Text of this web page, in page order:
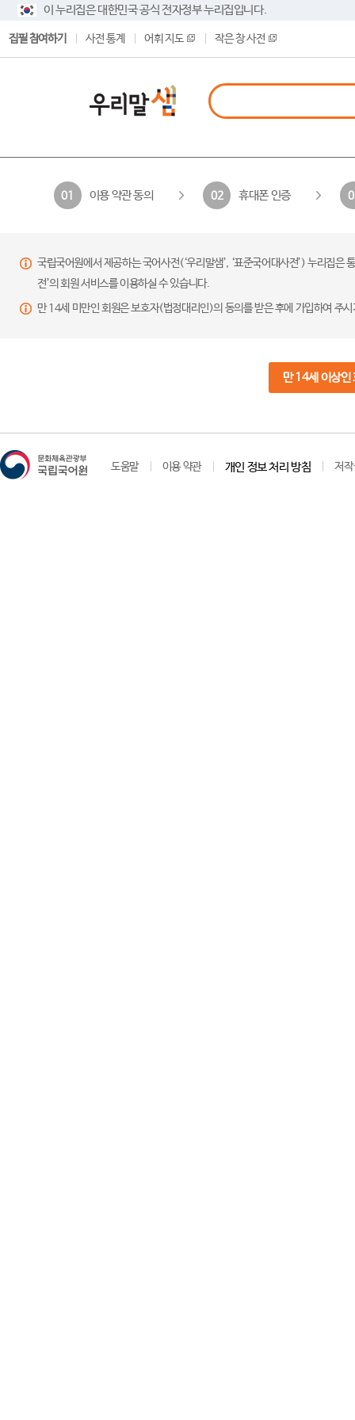
이 누리집은 대한민국 공식 전자정부 누리집입니다.
집필 참여하기 사전 통계 어휘 지도 작은 창 사전
01 이용 약관 동의 02 휴대폰 인증
국립국어원에서 제공하는 국어사전(‘우리말샘’, ‘표준국어대사전’) 누리집
전’의 회원 서비스를 이용하실 수 있습니다.
만 14세 미만인 회원은 보호자(법정대리인)의 동의를 받은 후에 가입하여 주
만 14세 이상인
도움말 이용 약관 개인 정보 처리 방침 저